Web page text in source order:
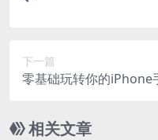
下一篇
零基础玩转你的iPhone
相关文章